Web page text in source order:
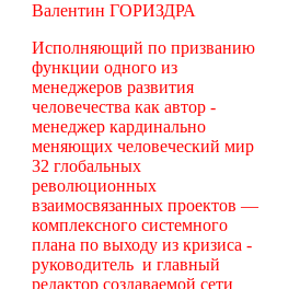
Валентин ГОРИЗДРА
Исполняющий по призванию
функции одного из
менеджеров развития
человечества как автор -
менеджер кардинально
меняющих человеческий мир
32 глобальных
революционных
взаимосвязанных проектов —
комплексного системного
плана по выходу из кризиса -
руководитель и главный
редактор создаваемой сети